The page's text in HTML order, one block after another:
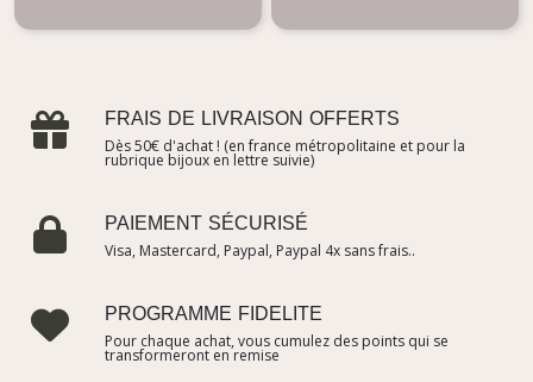
FRAIS DE LIVRAISON OFFERTS
Dès 50€ d'achat ! (en france métropolitaine et pour la
rubrique bijoux en lettre suivie)
PAIEMENT SÉCURISÉ
Visa, Mastercard, Paypal, Paypal 4x sans frais..
PROGRAMME FIDELITE
Pour chaque achat, vous cumulez des points qui se
transformeront en remise